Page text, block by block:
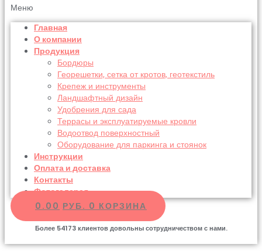
Меню
Главная
О компании
Продукция
Бордюры
Георешетки, сетка от кротов, геотекстиль
Крепеж и инструменты
Ландшафтный дизайн
Удобрения для сада
Террасы и эксплуатируемые кровли
Водоотвод поверхностный
Оборудование для паркинга и стоянок
Инструкции
Оплата и доставка
Контакты
Фотогалерея
0.00 РУБ. 0 КОРЗИНА
Более 54173 клиентов довольны сотрудничеством с нами.